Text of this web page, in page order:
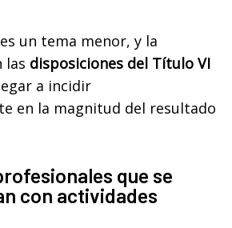
un tema menor, y la
las disposiciones del Título VI
a incidir
en la magnitud del resultado
que se
con actividades